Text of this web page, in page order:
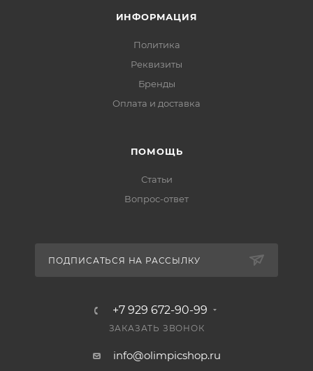
ИНФОРМАЦИЯ
Политика
Реквизиты
Бренды
Оплата и доставка
ПОМОЩЬ
Статьи
Вопрос-ответ
ПОДПИСАТЬСЯ НА РАССЫЛКУ
+7 929 672-90-99
ЗАКАЗАТЬ ЗВОНОК
info@olimpicshop.ru